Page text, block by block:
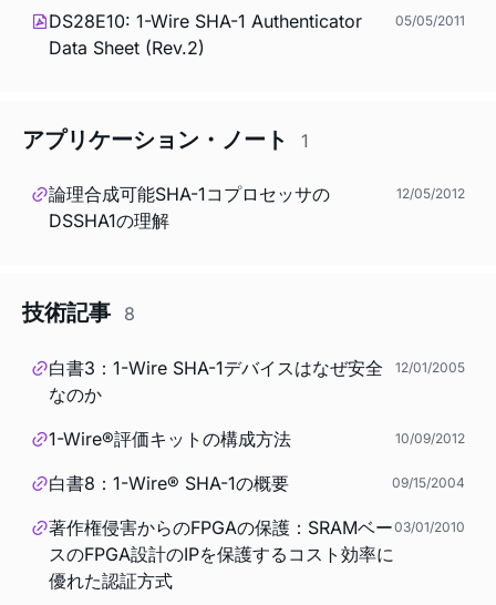
DS28E10: 1-Wire SHA-1 Authenticator
Data Sheet (Rev.2)
05/05/2011
アプリケーション・ノート 1
論理合成可能SHA-1コプロセッサの
DSSHA1の理解
12/05/2012
技術記事 8
白書3：1-Wire SHA-1デバイスはなぜ安全
なのか
12/01/2005
1-Wire®評価キットの構成方法 10/09/2012
白書8：1-Wire® SHA-1の概要 09/15/2004
著作権侵害からのFPGAの保護：SRAMベー
スのFPGA設計のIPを保護するコスト効率に
優れた認証方式
03/01/2010